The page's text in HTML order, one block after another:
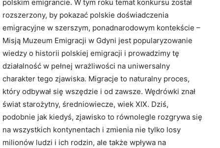
polskim emigrancie. W tym roku temat konkursu został
rozszerzony, by pokazać polskie doświadczenia
emigracyjne w szerszym, ponadnarodowym kontekście –
Misją Muzeum Emigracji w Gdyni jest popularyzowanie
wiedzy o historii polskiej emigracji i prowadzimy tę
działalność w pełnej wrażliwości na uniwersalny
charakter tego zjawiska. Migracje to naturalny proces,
który odbywał się wszędzie i od zawsze. Wędrówki znał
świat starożytny, średniowiecze, wiek XIX. Dziś,
podobnie jak kiedyś, zjawisko to równolegle rozgrywa się
na wszystkich kontynentach i zmienia nie tylko losy
milionów ludzi i ich rodzin, ale także wpływa na